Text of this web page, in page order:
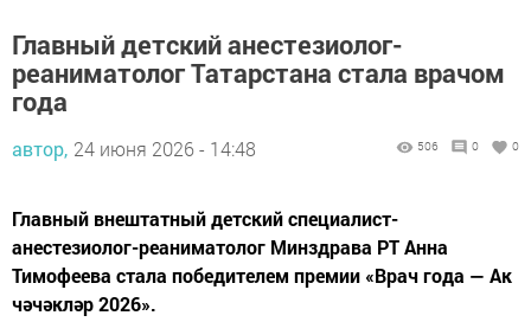
Главный детский анестезиолог-
реаниматолог Татарстана стала врачом
года
автор, 24 июня 2026 - 14:48 506 0 0
Главный внештатный детский специалист-
анестезиолог-реаниматолог Минздрава РТ Анна
Тимофеева стала победителем премии «Врач года — Ак
чәчәкләр 2026».